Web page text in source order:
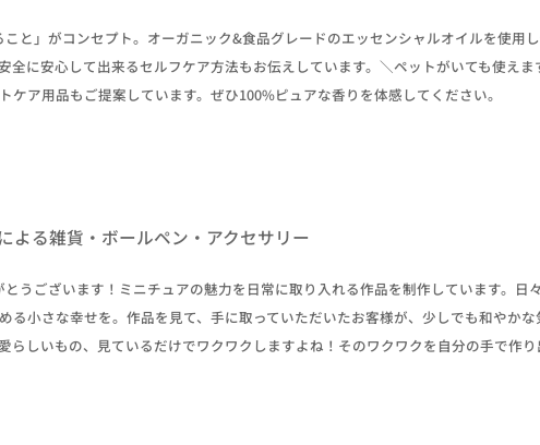
と」がコンセプト。オーガニック&食品グレードのエッセンシャルオイルを使用
全に安心して出来るセルフケア方法もお伝えしています。＼ペットがいても使え
ケア用品もご提案しています。ぜひ100%ピュアな香りを体感してください。
よる雑貨・ボールペン・アクセサリー
うございます！ミニチュアの魅力を日常に取り入れる作品を制作しています。日
る小さな幸せを。作品を見て、手に取っていただいたお客様が、少しでも和やか
らしいもの、見ているだけでワクワクしますよね！そのワクワクを自分の手で作り